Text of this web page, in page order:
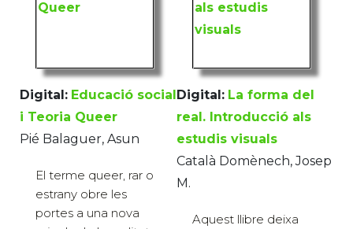
Digital: Educació social
i Teoria Queer
Pié Balaguer, Asun
El terme queer, rar o
estrany obre les
portes a una nova
Digital: La forma del
real. Introducció als
estudis visuals
Català Domènech, Josep
M.
Aquest llibre deixa